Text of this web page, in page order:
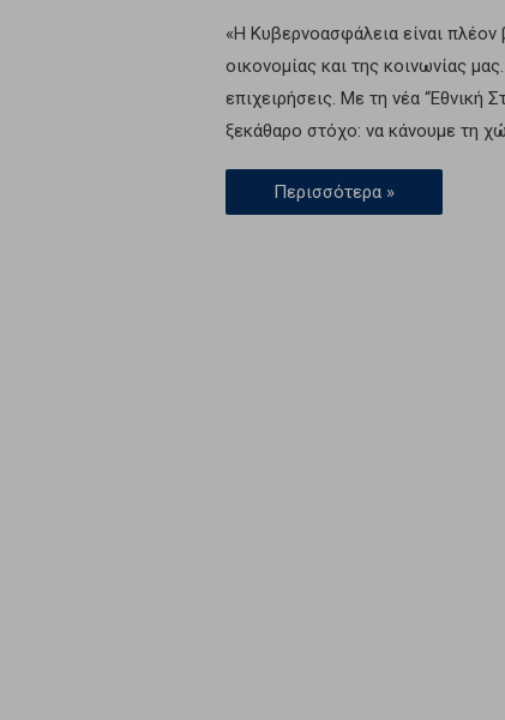
«Η Κυβερνοασφάλεια είναι πλέον
οικονομίας και της κοινωνίας
επιχειρήσεις. Με τη νέα “Εθνική
ξεκάθαρο στόχο: να κάνουμε τη
Περισσότερα »